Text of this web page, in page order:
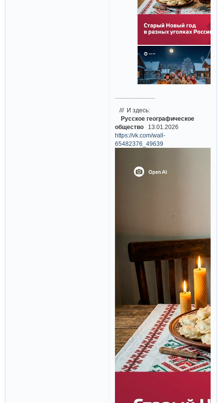
/// И здесь:
Русское географическое
общество
13.01.2026
https://vk.com/wall-
65482376_49639